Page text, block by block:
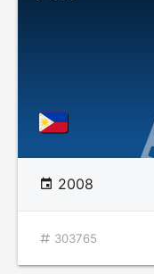
2008
303765